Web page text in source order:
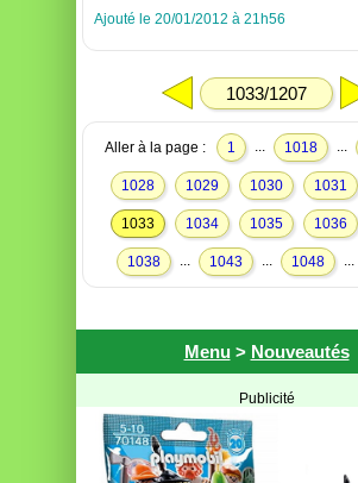
Ajouté le 20/01/2012 à 21h56
1033/1207
Aller à la page : 1 ... 1018 ...
1028 1029 1030 1031
1033 1034 1035 1036
1038 ... 1043 ... 1048 ...
Menu> Nouveautés
Publicité